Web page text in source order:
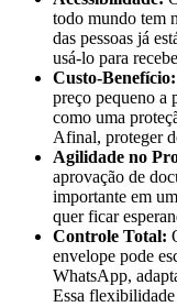
todo mundo tem
das pessoas já
usá-lo para
Custo-Benefício:
preço pequeno a
como uma
Afinal, proteger
Agilidade no
aprovação de
importante em
quer ficar
Controle Total:
envelope pode
WhatsApp,
Essa